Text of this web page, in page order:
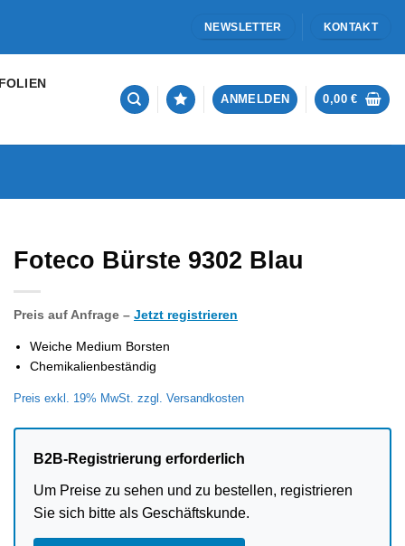
NEWSLETTER KONTAKT
ANMELDEN 0,00€
Foteco Bürste 9302 Blau
Preis auf Anfrage – Jetzt registrieren
Weiche Medium Borsten
Chemikalienbeständig
Preis exkl. 19% MwSt. zzgl. Versandkosten
B2B-Registrierung erforderlich
Um Preise zu sehen und zu bestellen, registrieren
Sie sich bitte als Geschäftskunde.